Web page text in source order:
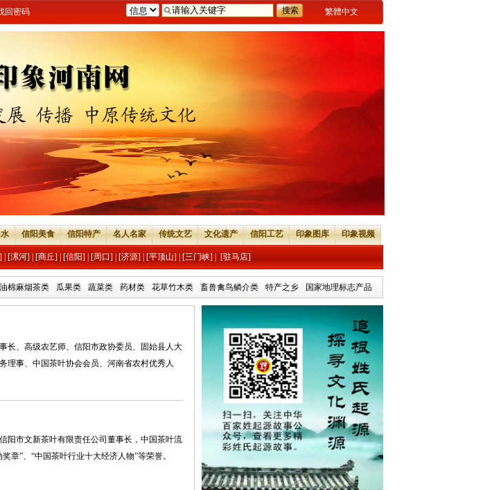
繁體中文
回密码
信阳美食 信阳特产 名人名家 传统文艺 文化遗产 信阳工艺 印象图库 印象视频
[漯河] [商丘] [信阳] [周口] [济源] [平顶山] [三门峡] [驻马店]
棉麻烟茶类 瓜果类 蔬菜类 药材类 花草竹木类 畜兽禽鸟鳞介类 特产之乡 国家地理标志产品
长、高级农艺师、信阳市政协委员、固始县人大
理事、中国茶叶协会会员、河南省农村优秀人
阳市文新茶叶有限责任公司董事长，中国茶叶流
章”、“中国茶叶行业十大经济人物”等荣誉。